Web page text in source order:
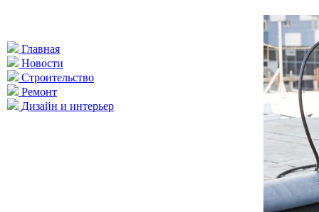
Главная
Новости
Строительство
Ремонт
Дизайн и интерьер